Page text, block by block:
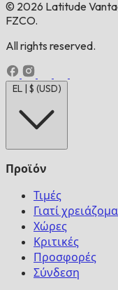
© 2026 Latitude
FZCO.
All rights reserved.
EL | $ (USD)
Προϊόν
Τιμές
Γιατί
Χώρες
Κριτικές
Προσφορές
Σύνδεση